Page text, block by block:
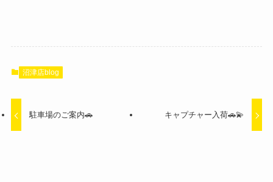
沼津店blog
駐車場のご案内🚗 キャプチャー入荷🚗💫